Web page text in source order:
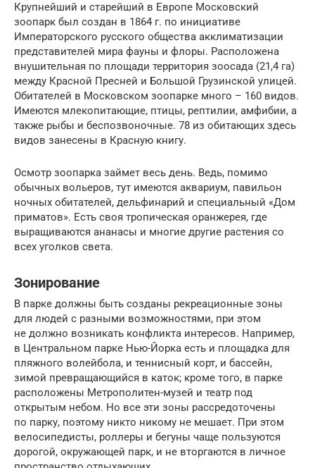
Крупнейший и старейший в Европе Московский
зоопарк был создан в 1864 г. по инициативе
Императорского русского общества акклиматизации
представителей мира фауны и флоры. Расположена
внушительная по площади территория зоосада (21,4 га)
между Красной Пресней и Большой Грузинской улицей.
Обитателей в Московском зоопарке много – 160 видов.
Имеются млекопитающие, птицы, рептилии, амфибии, а
также рыбы и беспозвоночные. 78 из обитающих здесь
видов занесены в Красную книгу.
Осмотр зоопарка займет весь день. Ведь, помимо
обычных вольеров, тут имеются аквариум, павильон
ночных обитателей, дельфинарий и специальный «Дом
приматов». Есть своя тропическая оранжерея, где
выращиваются ананасы и многие другие растения со
всех уголков света.
Зонирование
В парке должны быть созданы рекреационные зоны
для людей с разными возможностями, при этом
не должно возникать конфликта интересов. Например,
в Центральном парке Нью-Йорка есть и площадка для
пляжного волейбола, и теннисный корт, и бассейн,
зимой превращающийся в каток; кроме того, в парке
расположены Метрополитен-музей и театр под
открытым небом. Но все эти зоны рассредоточены
по парку, поэтому никто никому не мешает. При этом
велосипедисты, роллеры и бегуны чаще пользуются
дорогой, окружающей парк, и не вторгаются в личное